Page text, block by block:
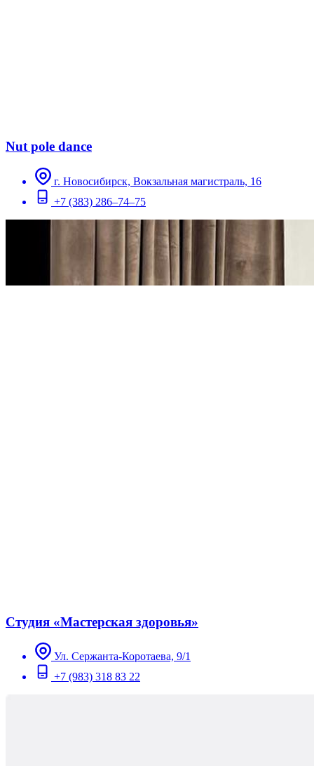
Nut pole dance
г. Новосибирск, Вокзальная магистраль, 16
+7 (383) 286–74–75
Студия «Мастерская здоровья»
Ул. Сержанта-Коротаева, 9/1
+7 (983) 318 83 22